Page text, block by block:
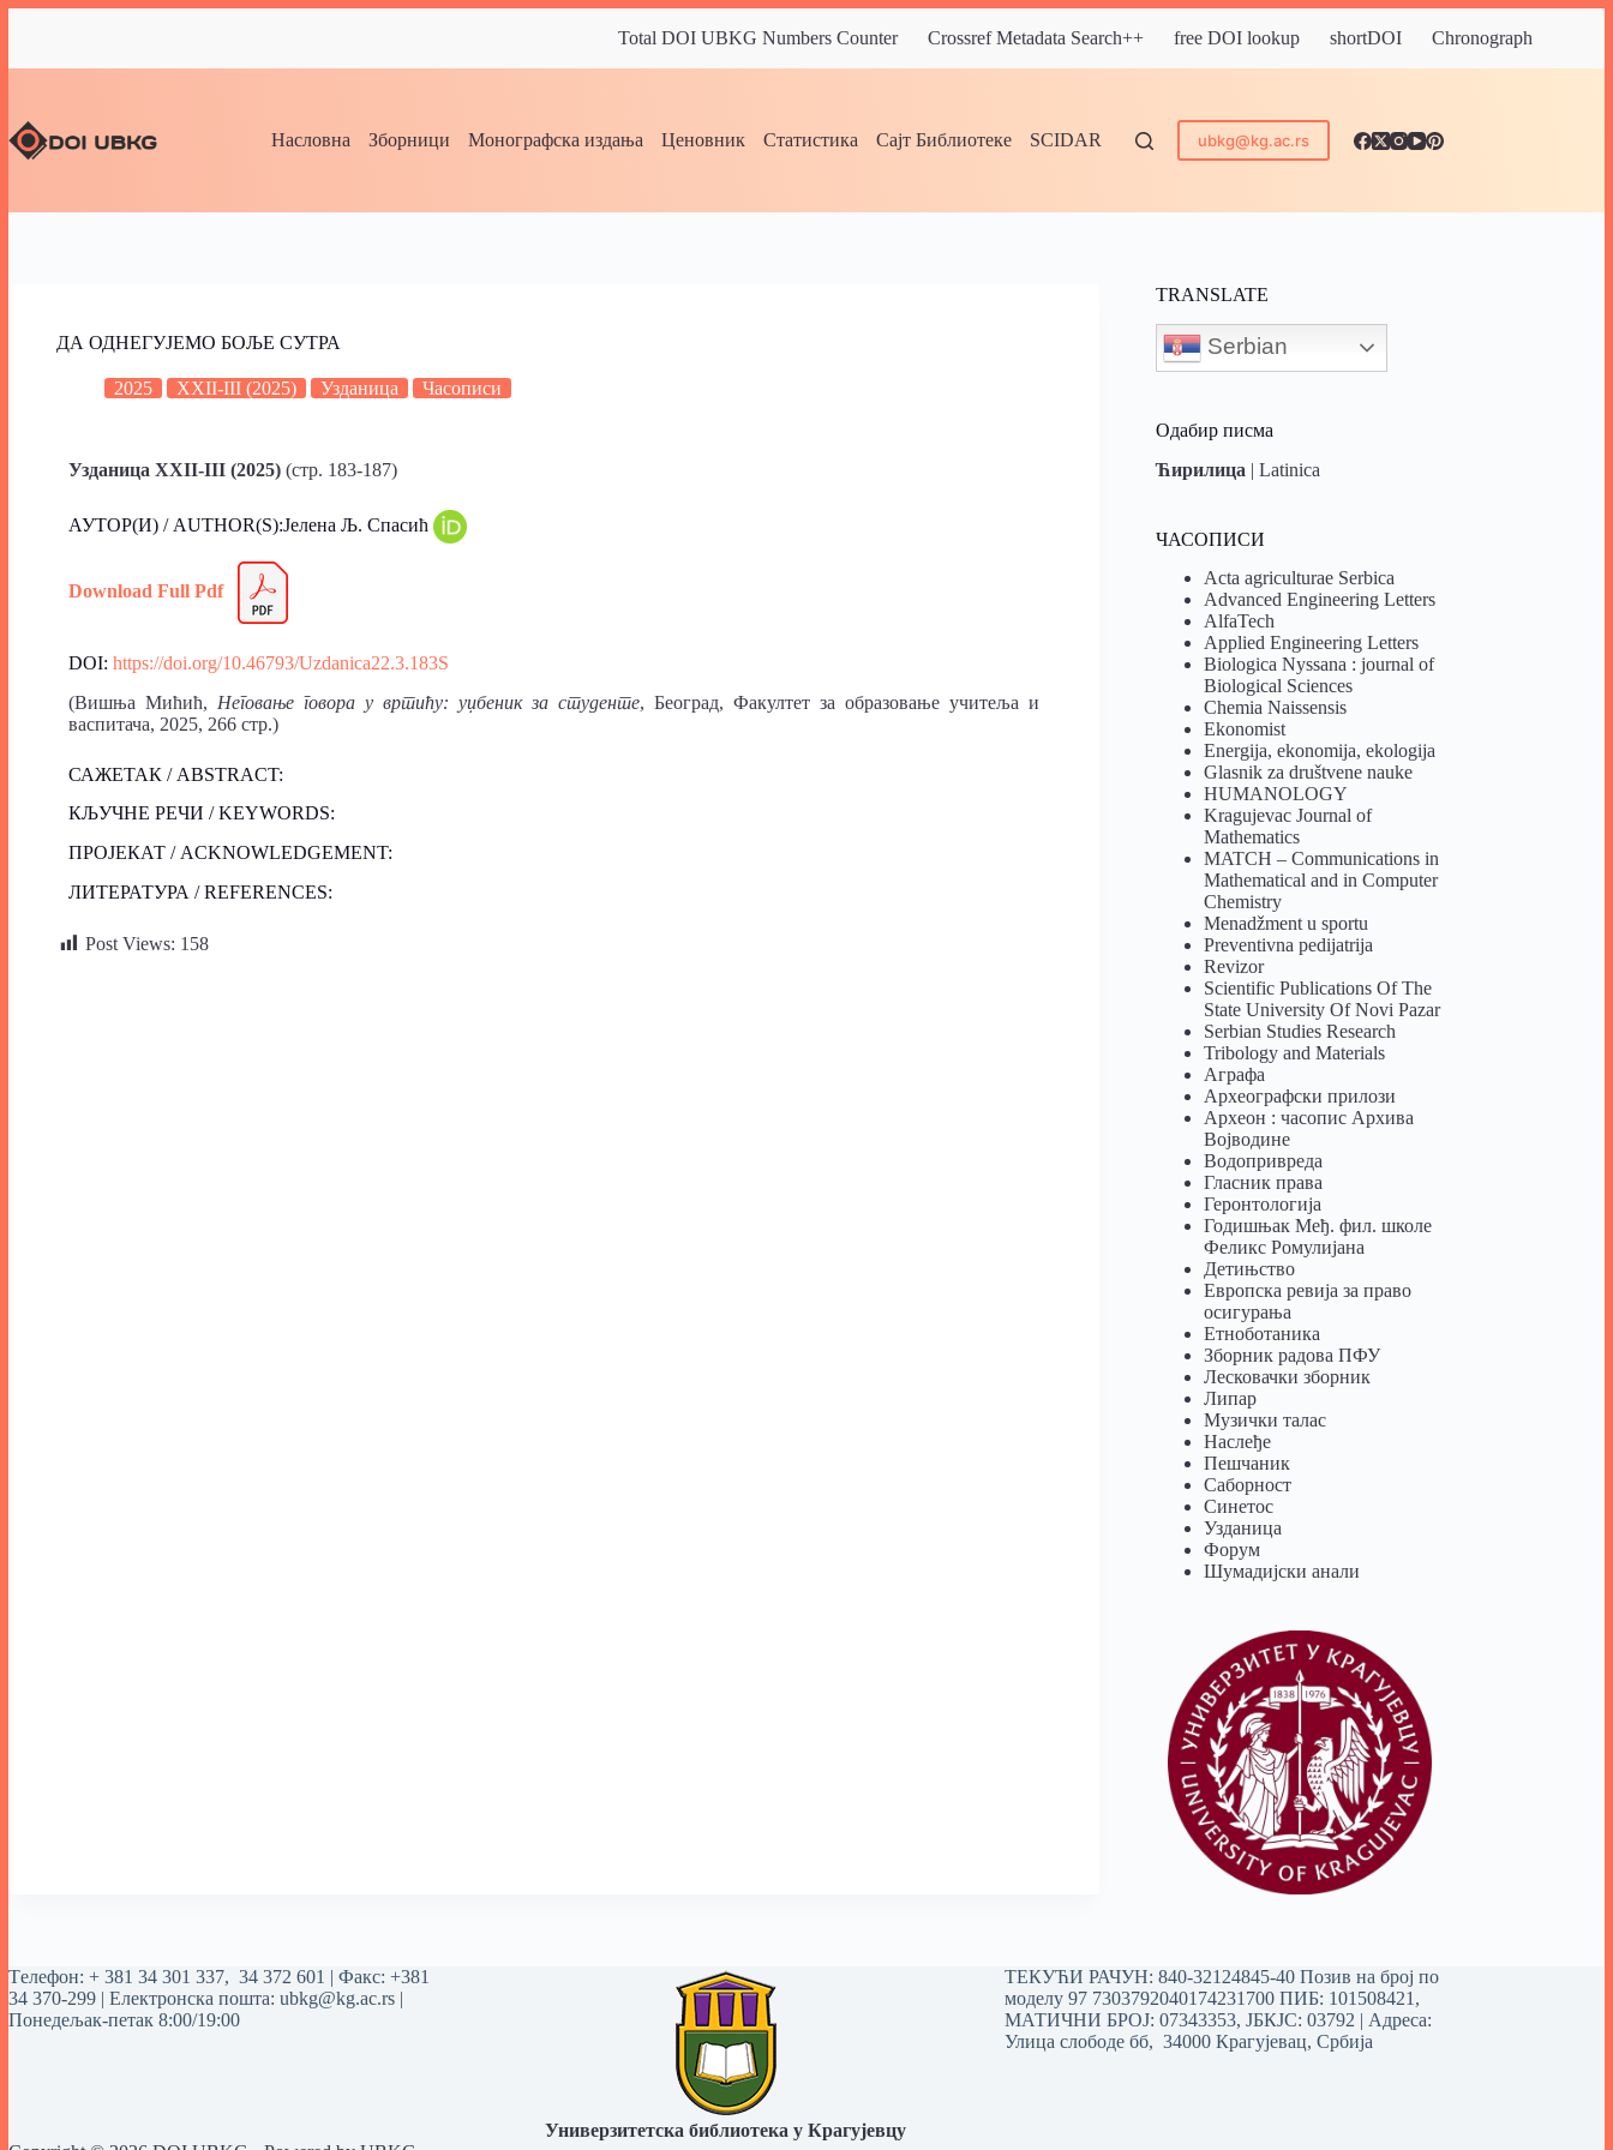
Total DOI UBKG Numbers Counter Crossref Metadata Search++ free DOI lookup shortDOI Chronograph
Насловна Зборници Монографска издања Ценовник Статистика Сајт Библиотеке SCIDAR ubkg@kg.ac.rs
ДА ОДНЕГУЈЕМО БОЉЕ СУТРА
2025 XXII-III (2025) Узданица Часописи
Узданица XXII-III (2025) (стр. 183-187)
АУТОР(И) / AUTHOR(S):Јелена Љ. Спасић
Download Full Pdf
DOI: https://doi.org/10.46793/Uzdanica22.3.183S
(Вишња Мићић, Неговање говора у вртићу: уџбеник за студенте, Београд, Факултет за образовање учитеља и
васпитача, 2025, 266 стр.)
САЖЕТАК / ABSTRACT:
КЉУЧНЕ РЕЧИ / KEYWORDS:
ПРОЈЕКАТ / ACKNOWLEDGEMENT:
ЛИТЕРАТУРА / REFERENCES:
Post Views: 158
TRANSLATE
Serbian
Одабир писма
Ћирилица |Latinica
ЧАСОПИСИ
Acta agriculturae Serbica
Advanced Engineering Letters
AlfaTech
Applied Engineering Letters
Biologica Nyssana : journal of
Biological Sciences
Chemia Naissensis
Ekonomist
Energija, ekonomija, ekologija
Glasnik za društvene nauke
HUMANOLOGY
Kragujevac Journal of
Mathematics
MATCH – Communications in
Mathematical and in Computer
Chemistry
Menadžment u sportu
Preventivna pedijatrija
Revizor
Scientific Publications Of The
State University Of Novi Pazar
Serbian Studies Research
Tribology and Materials
Аграфа
Археографски прилози
Археон : часопис Архива
Војводине
Водопривреда
Гласник права
Геронтологија
Годишњак Међ. фил. школе
Феликс Ромулијана
Детињство
Европска ревија за право
осигурања
Eтноботаника
Зборник радова ПФУ
Лесковачки зборник
Липар
Музички талас
Наслеђе
Пешчаник
Саборност
Синетос
Узданица
Форум
Шумадијски анали
Tелефон: + 381 34 301 337, 34 372 601 | Факс: +381
34 370-299 | Електронска пошта: ubkg@kg.ac.rs |
Понедељак-петак 8:00/19:00
Универзитетска библиотека у Крагујевцу
ТЕКУЋИ РАЧУН: 840-32124845-40 Позив на број по
моделу 97 7303792040174231700ПИБ: 101508421,
МАТИЧНИ БРОЈ: 07343353, ЈБКЈС: 03792 | Aдреса:
Улица слободе бб, 34000 Крагујевац, Србија